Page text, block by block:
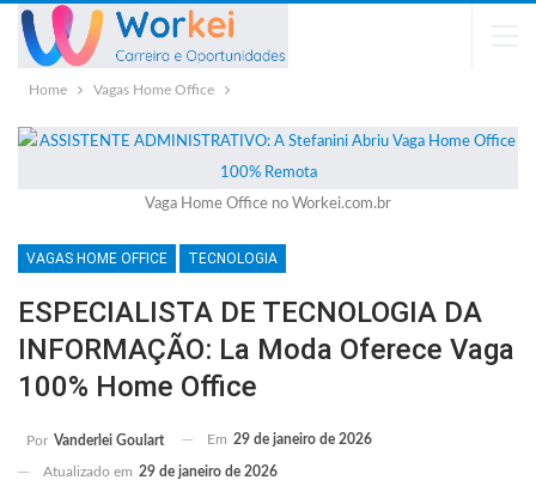
Home Vagas Home Office
Vaga Home Office no Workei.com.br
VAGAS HOME OFFICE TECNOLOGIA
ESPECIALISTA DE TECNOLOGIA DA
INFORMAÇÃO: La Moda Oferece Vaga
100% Home Office
Por Vanderlei Goulart Em 29 de janeiro de 2026
Atualizado em 29 de janeiro de 2026